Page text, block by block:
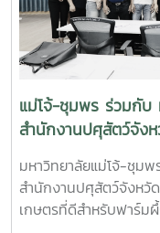
แม่โจ้-ชุมพร ร่วมกับ
สำนักงานปศุสัตว์จัง
ชันโรง ยกระดับมาต
ชุมชนอย่างยั่งยืน
มหาวิทยาลัยแม่โจ้-ชุม
สำนักงานปศุสัตว์จังห
เกษตรที่ดีสำหรับฟาร์ม